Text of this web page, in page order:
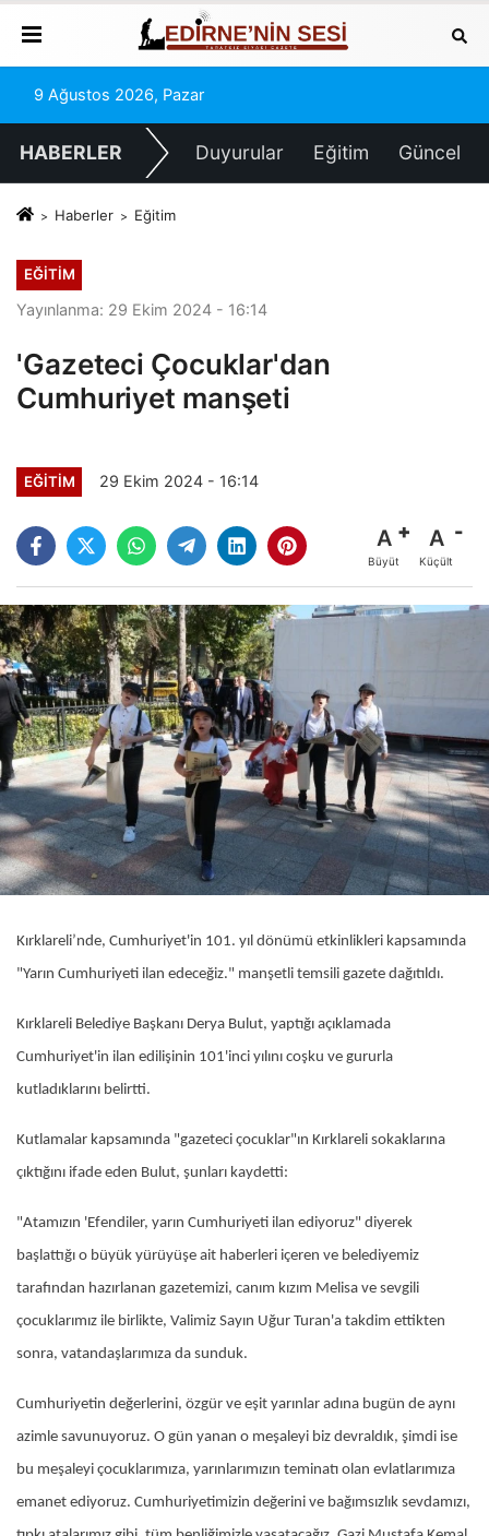
9 Ağustos 2026, Pazar
HABERLER Duyurular Eğitim Güncel
Haberler Eğitim
EĞITIM
Yayınlanma: 29 Ekim 2024 - 16:14
'Gazeteci Çocuklar'dan
Cumhuriyet manşeti
EĞITIM 29 Ekim 2024 - 16:14
A
Büyüt
A
Küçült
Kırklareli’nde, Cumhuriyet'in 101. yıl dönümü etkinlikleri kapsamında
"Yarın Cumhuriyeti ilan edeceğiz." manşetli temsili gazete dağıtıldı.
Kırklareli Belediye Başkanı Derya Bulut, yaptığı açıklamada
Cumhuriyet'in ilan edilişinin 101'inci yılını coşku ve gururla
kutladıklarını belirtti.
Kutlamalar kapsamında "gazeteci çocuklar"ın Kırklareli sokaklarına
çıktığını ifade eden Bulut, şunları kaydetti:
"Atamızın 'Efendiler, yarın Cumhuriyeti ilan ediyoruz" diyerek
başlattığı o büyük yürüyüşe ait haberleri içeren ve belediyemiz
tarafından hazırlanan gazetemizi, canım kızım Melisa ve sevgili
çocuklarımız ile birlikte, Valimiz Sayın Uğur Turan'a takdim ettikten
sonra, vatandaşlarımıza da sunduk.
Cumhuriyetin değerlerini, özgür ve eşit yarınlar adına bugün de aynı
azimle savunuyoruz. O gün yanan o meşaleyi biz devraldık, şimdi ise
bu meşaleyi çocuklarımıza, yarınlarımızın teminatı olan evlatlarımıza
emanet ediyoruz. Cumhuriyetimizin değerini ve bağımsızlık sevdamızı,